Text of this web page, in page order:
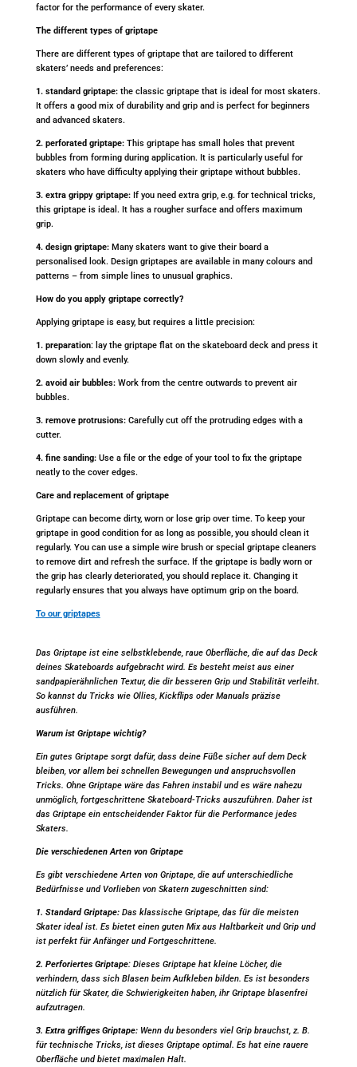
factor for the performance of every skater.
The different types of griptape
There are different types of griptape that are tailored to different
skaters’ needs and preferences:
1. standard griptape:the classic griptape that is ideal for most skaters.
It offers a good mix of durability and grip and is perfect for beginners
and advanced skaters.
2. perforated griptape:This griptape has small holes that prevent
bubbles from forming during application. It is particularly useful for
skaters who have difficulty applying their griptape without bubbles.
3. extra grippy griptape:If you need extra grip, e.g. for technical tricks,
this griptape is ideal. It has a rougher surface and offers maximum
grip.
4. design griptape:Many skaters want to give their board a
personalised look. Design griptapes are available in many colours and
patterns – from simple lines to unusual graphics.
How do you apply griptape correctly?
Applying griptape is easy, but requires a little precision:
1. preparation: lay the griptape flat on the skateboard deck and press it
down slowly and evenly.
2. avoid air bubbles:Work from the centre outwards to prevent air
bubbles.
3. remove protrusions:Carefully cut off the protruding edges with a
cutter.
4. fine sanding:Use a file or the edge of your tool to fix the griptape
neatly to the cover edges.
Care and replacement of griptape
Griptape can become dirty, worn or lose grip over time. To keep your
griptape in good condition for as long as possible, you should clean it
regularly. You can use a simple wire brush or special griptape cleaners
to remove dirt and refresh the surface. If the griptape is badly worn or
the grip has clearly deteriorated, you should replace it. Changing it
regularly ensures that you always have optimum grip on the board.
To our griptapes
Das Griptape ist eine selbstklebende, raue Oberfläche, die auf das Deck
deines Skateboards aufgebracht wird. Es besteht meist aus einer
sandpapierähnlichen Textur, die dir besseren Grip und Stabilität verleiht.
So kannst du Tricks wie Ollies, Kickflips oder Manuals präzise
ausführen.
Warum ist Griptape wichtig?
Ein gutes Griptape sorgt dafür, dass deine Füße sicher auf dem Deck
bleiben, vor allem bei schnellen Bewegungen und anspruchsvollen
Tricks. Ohne Griptape wäre das Fahren instabil und es wäre nahezu
unmöglich, fortgeschrittene Skateboard-Tricks auszuführen. Daher ist
das Griptape ein entscheidender Faktor für die Performance jedes
Skaters.
Die verschiedenen Arten von Griptape
Es gibt verschiedene Arten von Griptape, die auf unterschiedliche
Bedürfnisse und Vorlieben von Skatern zugeschnitten sind:
1. Standard Griptape:Das klassische Griptape, das für die meisten
Skater ideal ist. Es bietet einen guten Mix aus Haltbarkeit und Grip und
ist perfekt für Anfänger und Fortgeschrittene.
2. Perforiertes Griptape: Dieses Griptape hat kleine Löcher, die
verhindern, dass sich Blasen beim Aufkleben bilden. Es ist besonders
nützlich für Skater, die Schwierigkeiten haben, ihr Griptape blasenfrei
aufzutragen.
3. Extra griffiges Griptape:Wenn du besonders viel Grip brauchst, z. B.
für technische Tricks, ist dieses Griptape optimal. Es hat eine rauere
Oberfläche und bietet maximalen Halt.